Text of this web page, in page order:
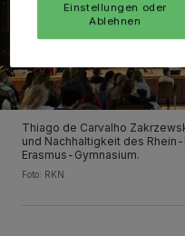
Thiago de Carvalho
und Nachhaltigkeit des
Erasmus-Gymnasium.
Foto: RKN.
Einstellungen oder
Ablehnen